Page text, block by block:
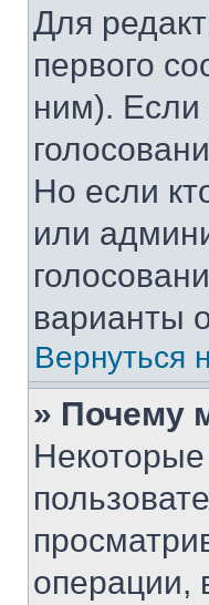
Для
первого
ним). Если
Но если
или
варианты
Вернуться
» Почему
операции,